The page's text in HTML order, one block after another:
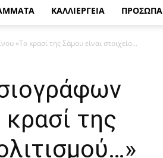
ΚΑΛΛΙΕΡΓΕΙΑ ΠΡΟΣΩΠΑ
«Το κρασί της Σάμου είναι στοιχείο...
της